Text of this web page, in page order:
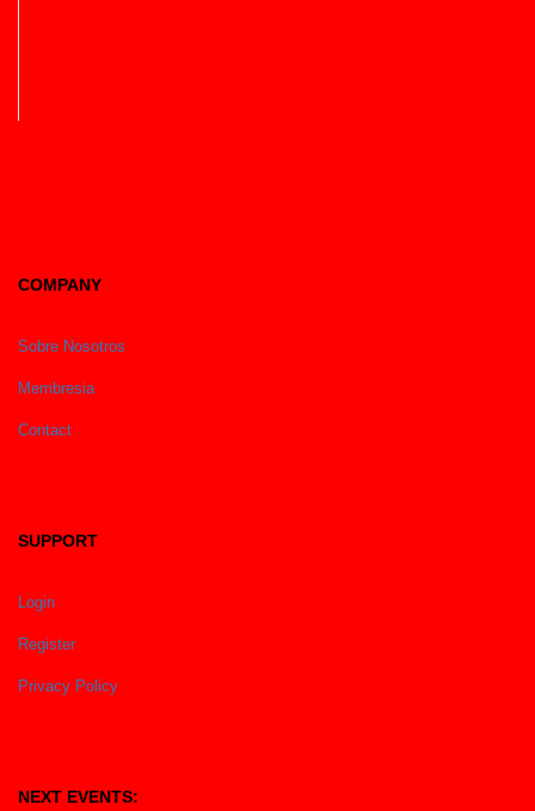
COMPANY
Sobre Nosotros
Membresia
Contact
SUPPORT
Login
Register
Privacy Policy
NEXT EVENTS: